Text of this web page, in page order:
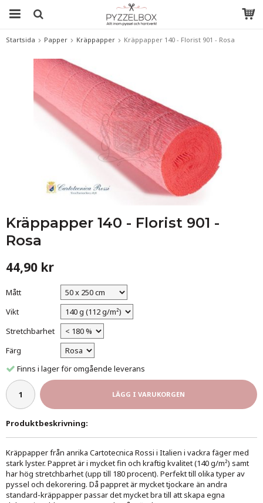
Startsida Papper Kräppapper Kräppapper 140 - Florist 901 - Rosa
Kräppapper 140 - Florist 901 -
Rosa
44,90 kr
Mått
Vikt
Stretchbarhet
Färg
Finns i lager för omgående leverans
LÄGG I VARUKORGEN
Produktbeskrivning:
Kräppapper från anrika Cartotecnica Rossi i Italien i vackra fäger med
stark lyster. Pappret är i mycket fin och kraftig kvalitet (140 g/m²) samt
har hög stretchbarhet (upp till 180 procent). Perfekt till olika typer av
pyssel och dekorering. Då pappret är mycket tjockare än andra
standard-kräppapper passar det mycket bra till att skapa egna